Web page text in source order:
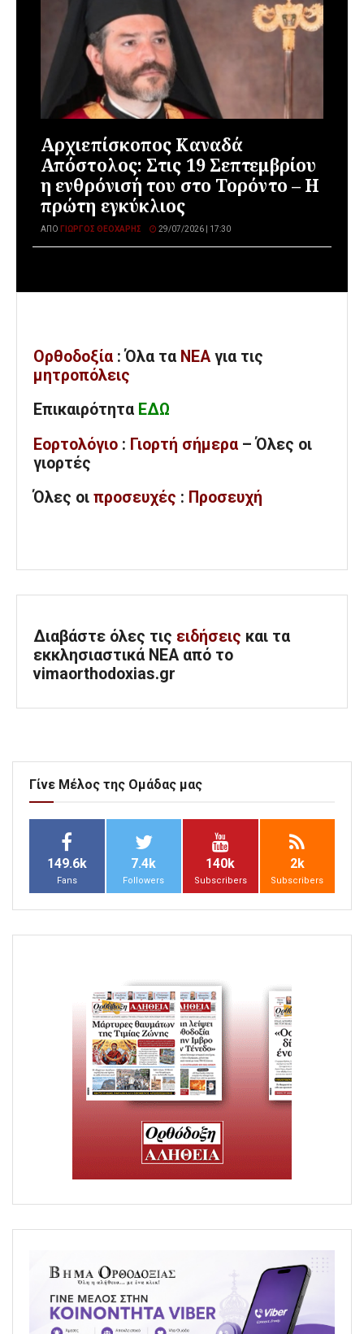
Αρχιεπίσκοπος Καναδά
Απόστολος: Στις 19 Σεπτεμβρίου
η ενθρόνισή του στο Τορόντο – Η
πρώτη εγκύκλιος
ΑΠΌ ΓΙΏΡΓΟΣ ΘΕΟΧΆΡΗΣ 29/07/2026 | 17:30
Ορθοδοξία : Όλα τα ΝΕΑ για τις
μητροπόλεις
Επικαιρότητα ΕΔΩ
Εορτολόγιο : Γιορτή σήμερα – Όλες οι
γιορτές
Όλες οι προσευχές : Προσευχή
Διαβάστε όλες τις ειδήσεις και τα
εκκλησιαστικά ΝΕΑ από το
vimaorthodoxias.gr
Γίνε Μέλος της Ομάδας μας
149.6k
Fans
7.4k
Followers
140k
Subscribers
2k
Subscribers